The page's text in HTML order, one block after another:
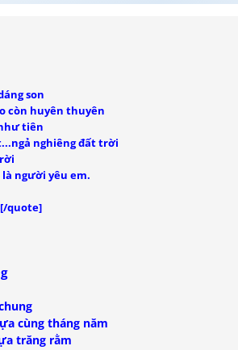
son
còn huyên thuyên
tiên
nghiêng đất trời
người yêu em.
cùng tháng năm
trăng rằm